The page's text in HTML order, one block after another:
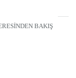
BAKIŞ